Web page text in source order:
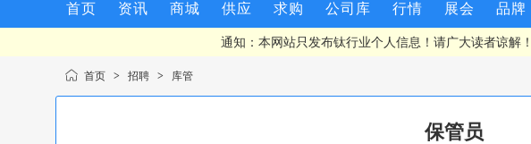
首页 资讯 商城 供应 求购 公司库 行情 展会 品牌
通知：本网站只发布钛行业个人信息！请广大读者谅
首页 > 招聘 > 库管
保管员